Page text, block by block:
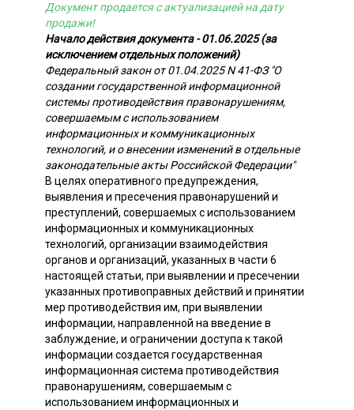
Документ продается с актуализацией на дату
продажи!
Начало действия документа - 01.06.2025 (за
исключением отдельных положений)
Федеральный закон от 01.04.2025 N 41-ФЗ "О
создании государственной информационной
системы противодействия правонарушениям,
совершаемым с использованием
информационных и коммуникационных
технологий, и о внесении изменений в отдельные
законодательные акты Российской Федерации"
В целях оперативного предупреждения,
выявления и пресечения правонарушений и
преступлений, совершаемых с использованием
информационных и коммуникационных
технологий, организации взаимодействия
органов и организаций, указанных в части 6
настоящей статьи, при выявлении и пресечении
указанных противоправных действий и принятии
мер противодействия им, при выявлении
информации, направленной на введение в
заблуждение, и ограничении доступа к такой
информации создается государственная
информационная система противодействия
правонарушениям, совершаемым с
использованием информационных и